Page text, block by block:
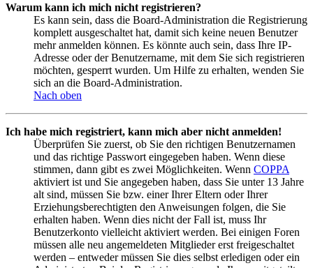
Warum kann ich mich nicht registrieren?
Es kann sein, dass die Board-Administration die Registrierung
komplett ausgeschaltet hat, damit sich keine neuen Benutzer
mehr anmelden können. Es könnte auch sein, dass Ihre IP-
Adresse oder der Benutzername, mit dem Sie sich registrieren
möchten, gesperrt wurden. Um Hilfe zu erhalten, wenden Sie
sich an die Board-Administration.
Nach oben
Ich habe mich registriert, kann mich aber nicht anmelden!
Überprüfen Sie zuerst, ob Sie den richtigen Benutzernamen
und das richtige Passwort eingegeben haben. Wenn diese
stimmen, dann gibt es zwei Möglichkeiten. Wenn COPPA
aktiviert ist und Sie angegeben haben, dass Sie unter 13 Jahre
alt sind, müssen Sie bzw. einer Ihrer Eltern oder Ihrer
Erziehungsberechtigten den Anweisungen folgen, die Sie
erhalten haben. Wenn dies nicht der Fall ist, muss Ihr
Benutzerkonto vielleicht aktiviert werden. Bei einigen Foren
müssen alle neu angemeldeten Mitglieder erst freigeschaltet
werden – entweder müssen Sie dies selbst erledigen oder ein